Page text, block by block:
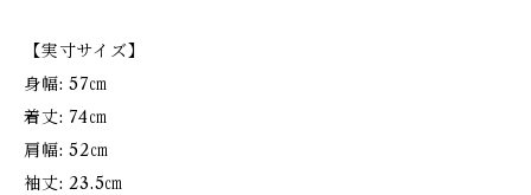
【実寸サイズ】
身幅: 57㎝
着丈: 74㎝
肩幅: 52㎝
袖丈: 23.5㎝